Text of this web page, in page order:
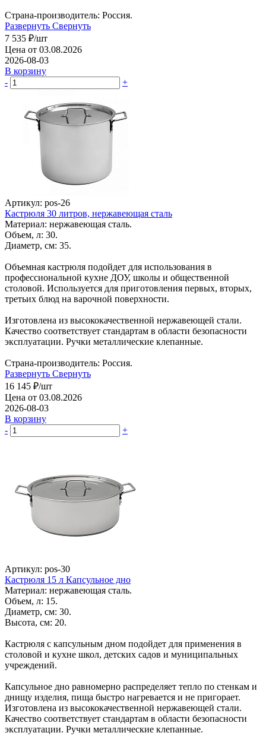
Страна-производитель: Россия.
Развернуть Свернуть
7 535 ₽/шт
Цена от 03.08.2026
2026-08-03
В корзину
-
+
Артикул: pos-26
Кастрюля 30 литров, нержавеющая сталь
Материал: нержавеющая сталь.
Объем, л: 30.
Диаметр, см: 35.
Объемная кастрюля подойдет для использования в
профессиональной кухне ДОУ, школы и общественной
столовой. Используется для приготовления первых, вторых,
третьих блюд на варочной поверхности.
Изготовлена из высококачественной нержавеющей стали.
Качество соответствует стандартам в области безопасности
эксплуатации. Ручки металлические клепанные.
Страна-производитель: Россия.
Развернуть Свернуть
16 145 ₽/шт
Цена от 03.08.2026
2026-08-03
В корзину
-
+
Артикул: pos-30
Кастрюля 15 л Капсульное дно
Материал: нержавеющая сталь.
Объем, л: 15.
Диаметр, см: 30.
Высота, см: 20.
Кастрюля с капсульным дном подойдет для применения в
столовой и кухне школ, детских садов и муниципальных
учреждений.
Капсульное дно равномерно распределяет тепло по стенкам и
днищу изделия, пища быстро нагревается и не пригорает.
Изготовлена из высококачественной нержавеющей стали.
Качество соответствует стандартам в области безопасности
эксплуатации. Ручки металлические клепанные.